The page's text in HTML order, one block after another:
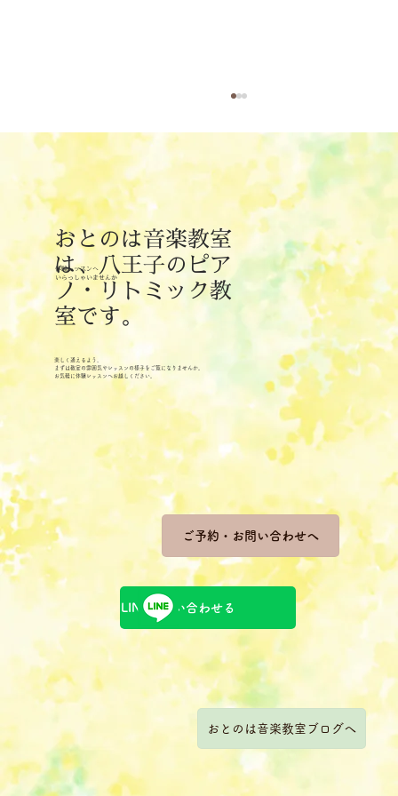
8月のリトミックレッスン日
体験レッスンへ
​いらっしゃいませんか
おとのは音楽教室
は、八王子のピア
ノ・リトミック教
室です。
楽しく通えるよう、
まずは教室の雰囲気やレッスンの様子をご覧になりませんか。
お気軽に体験レッスンへお越しください。
ご予約・お問い合わせへ
LINEで問い合わせる
おとのは音楽教室ブログへ